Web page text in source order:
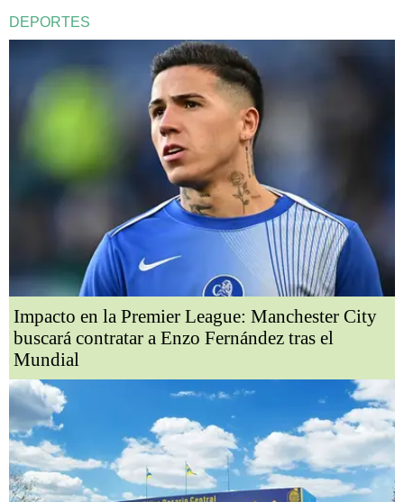
DEPORTES
Impacto en la Premier League: Manchester City
buscará contratar a Enzo Fernández tras el
Mundial